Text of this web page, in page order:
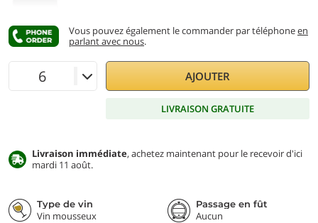
Vous pouvez également le commander par téléphoneen
parlant avec nous.
AJOUTER
LIVRAISON GRATUITE
Livraison immédiate, achetez maintenant pour le recevoir d'ici
mardi 11 août.
Type de vin
Vin mousseux
Passage en fût
Aucun